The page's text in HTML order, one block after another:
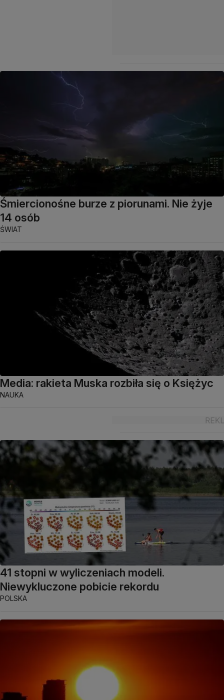
Śmiercionośne burze z piorunami. Nie żyje
14 osób
ŚWIAT
Media: rakieta Muska rozbiła się o Księżyc
NAUKA
41 stopni w wyliczeniach modeli.
Niewykluczone pobicie rekordu
POLSKA